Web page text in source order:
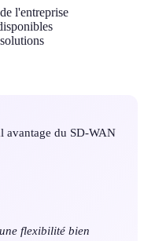
l'entreprise
avantage du SD-WAN
flexibilité bien